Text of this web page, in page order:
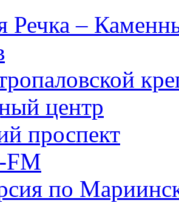
Речка –
центр
проспект
FM
по